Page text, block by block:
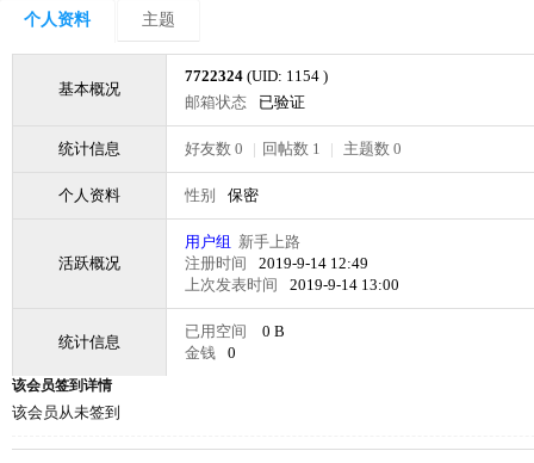
个人资料 主题
基本概况
7722324 (UID: 1154 )
邮箱状态
已验证
统计信息 好友数 0 | 回帖数 1 | 主题数 0
个人资料 性别 保密
活跃概况
用户组 新手上路
注册时间
2019-9-14 12:49
上次发表时间
2019-9-14 13:00
统计信息
已用空间
0 B
金钱
0
该会员签到详情
该会员从未签到